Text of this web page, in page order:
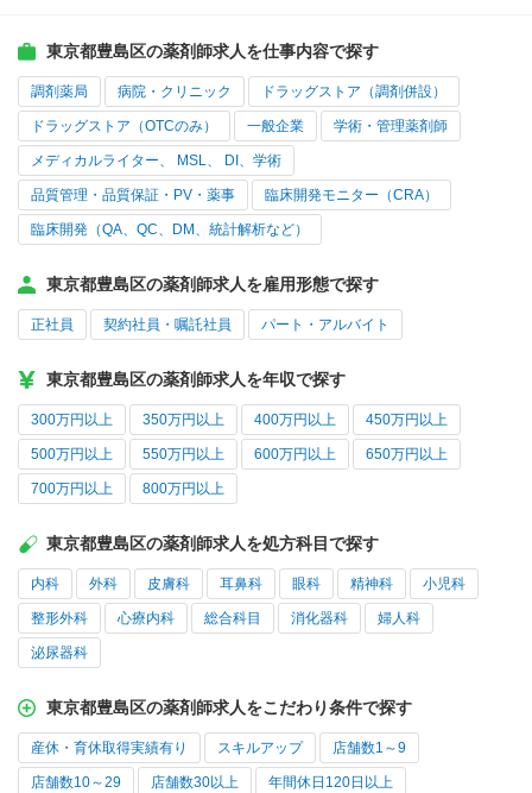
東京都豊島区の薬剤師求人を仕事内容で探す
調剤薬局 病院・クリニック ドラッグストア（調剤併設）
ドラッグストア（OTCのみ） 一般企業 学術・管理薬剤師
メディカルライター、 MSL、 DI、学術
品質管理・品質保証・PV・薬事 臨床開発モニター（CRA）
臨床開発（QA、QC、DM、統計解析など）
東京都豊島区の薬剤師求人を雇用形態で探す
正社員 契約社員・嘱託社員 パート・アルバイト
東京都豊島区の薬剤師求人を年収で探す
300万円以上 350万円以上 400万円以上 450万円以上
500万円以上 550万円以上 600万円以上 650万円以上
700万円以上 800万円以上
東京都豊島区の薬剤師求人を処方科目で探す
内科 外科 皮膚科 耳鼻科 眼科 精神科 小児科
整形外科 心療内科 総合科目 消化器科 婦人科
泌尿器科
東京都豊島区の薬剤師求人をこだわり条件で探す
産休・育休取得実績有り スキルアップ 店舗数1～9
店舗数10～29 店舗数30以上 年間休日120日以上